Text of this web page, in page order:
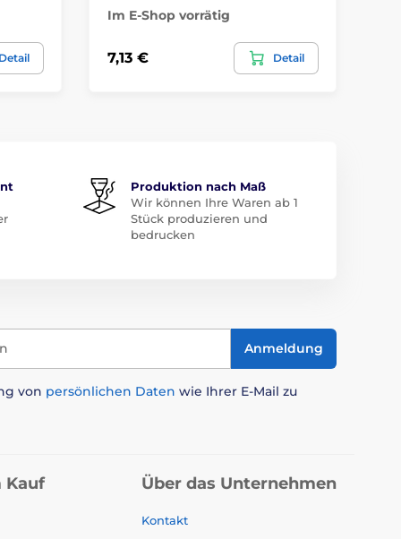
Detail
Im E-Shop vorrätig
7,13 € Detail
Produktion nach Maß
Wir können Ihre Waren ab 1
Stück produzieren und
bedrucken
Anmeldung
von persönlichen Daten wie Ihrer E-Mail zu
Kauf Über das Unternehmen
Kontakt